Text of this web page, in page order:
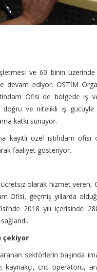
ve 60 binin üzerinde
devam ediyor. OSTİM
Ofisi de bölgede iş
doğru ve nitelikli iş
katkı sunuyor.
kayıtlı özel istihdam
faaliyet gösteriyor.
olarak hizmet veren,
Ofisi, geçmiş yıllarda
2018 yılı içerisinde
çekiyor
sektörlerin başında
kaynakçı, cnc operatörü,